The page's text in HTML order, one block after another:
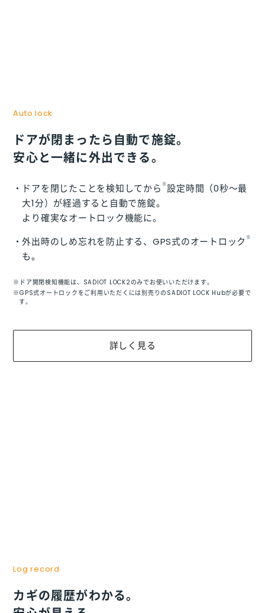
Auto lock
ドアが閉まったら自動で施錠。
安心と一緒に外出できる。
ドアを閉じたことを検知してから ※設定時間（0秒～最
大1分）が経過すると自動で施錠。
より確実なオートロック機能に。
外出時のしめ忘れを防止する、GPS式のオートロック ※
も。
※ドア開閉検知機能は、SADIOT LOCK2のみでお使いいただけます。
※GPS式オートロックをご利用いただくには別売りのSADIOT LOCK Hubが必要で
す。
詳しく見る
Log record
カギの履歴がわかる。